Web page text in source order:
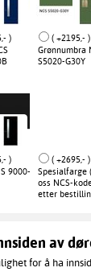
)
( +2195,- )
Grønnumbra
S5020-G30Y
)
9000-
( +2695,- )
Spesialfarge
oss NCS-
etter
av
for å ha